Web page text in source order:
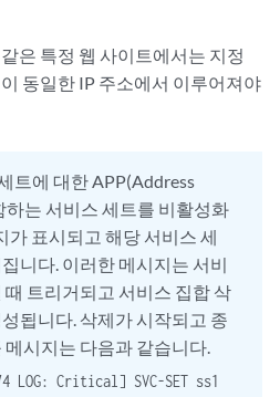
은 특정 웹 사이트에서는 지정
동일한 IP 주소에서 이루어져야
트에 대한 APP(Address
하는 서비스 세트를 비활성화
가 표시되고 해당 서비스 세
니다. 이러한 메시지는 서비
트리거되고 서비스 집합 삭
됩니다. 삭제가 시작되고 종
메시지는 다음과 같습니다.
LOG: Critical] SVC-SET ss1